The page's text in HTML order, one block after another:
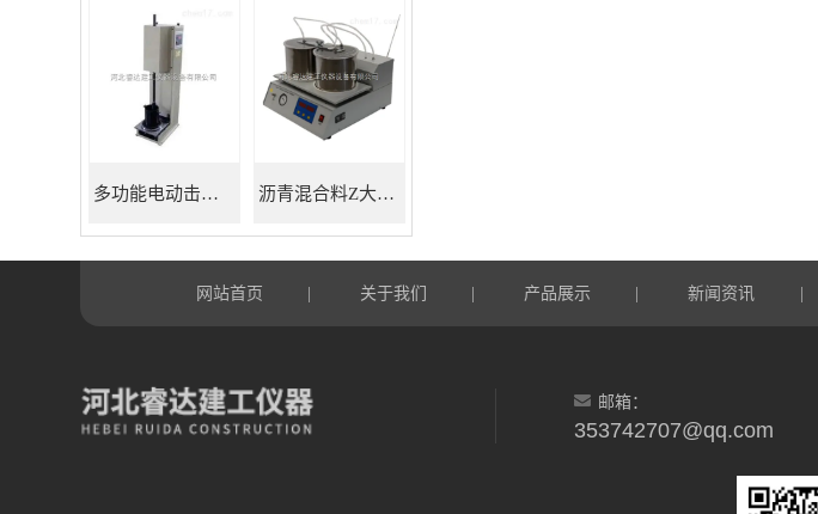
多功能电动击实仪 沥青混合料Z大理论相对密度仪
网站首页 关于我们 产品展示 新闻资讯
邮箱：
353742707@qq.com